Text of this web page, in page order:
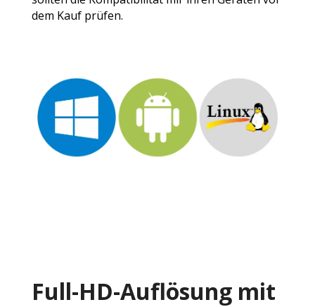
dem Kauf prüfen.
Full-HD-Auflösung mit